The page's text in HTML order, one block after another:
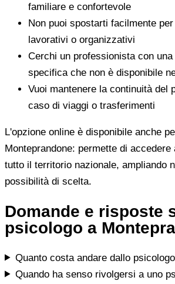
familiare e confortevole
Non puoi spostarti facilmente
lavorativi o organizzativi
Cerchi un professionista con
specifica che non è disponibile
Vuoi mantenere la continuità del
caso di viaggi o trasferimenti
L'opzione online è disponibile anche
Monteprandone: permette di
tutto il territorio nazionale, ampliando
possibilità di scelta.
Domande e risposte
psicologo a
Quanto costa andare dallo
Quando ha senso rivolgersi a uno